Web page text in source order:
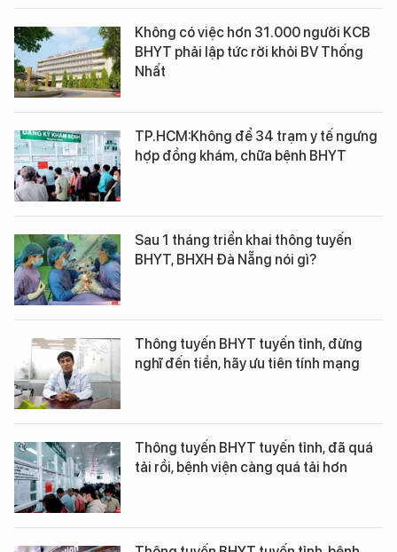
Không có việc hơn 31.000 người KCB
BHYT phải lập tức rời khỏi BV Thống
Nhất
TP.HCM:Không để 34 trạm y tế ngưng
hợp đồng khám, chữa bệnh BHYT
Sau 1 tháng triển khai thông tuyến
BHYT, BHXH Đà Nẵng nói gì?
Thông tuyến BHYT tuyến tỉnh, đừng
nghĩ đến tiền, hãy ưu tiên tính mạng
Thông tuyến BHYT tuyến tỉnh, đã quá
tải rồi, bệnh viện càng quá tải hơn